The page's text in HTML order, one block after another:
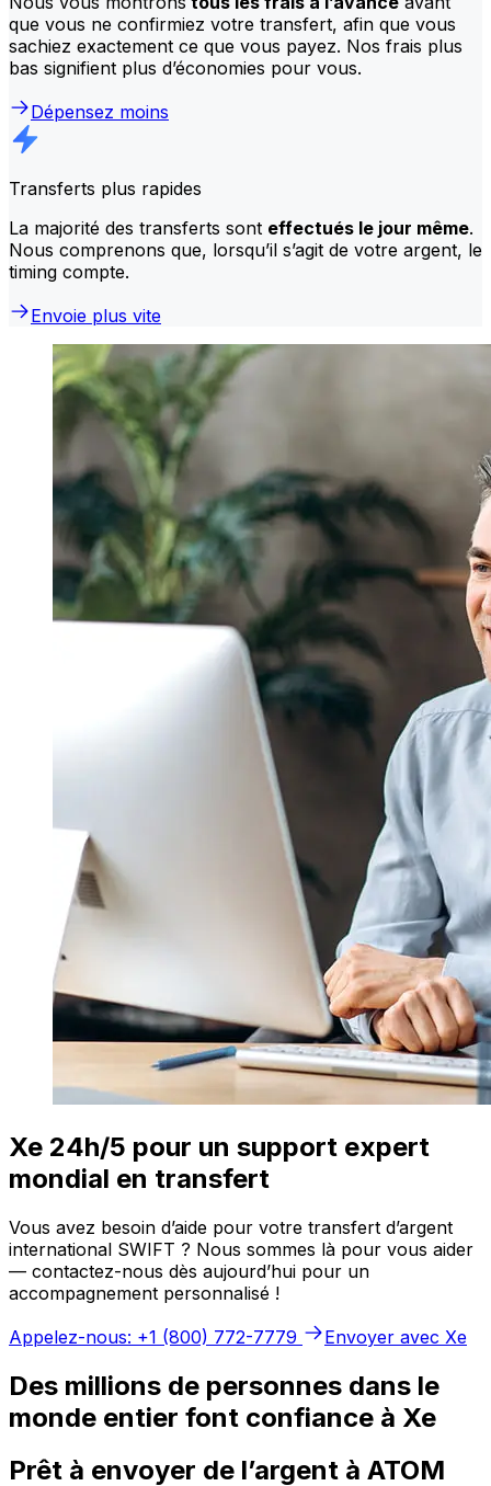
que vous ne confirmiez votre transfert, afin que vous
sachiez exactement ce que vous payez. Nos frais plus
bas signifient plus d’économies pour vous.
Dépensez moins
Transferts plus rapides
La majorité des transferts sont effectués le jour même.
Nous comprenons que, lorsqu’il s’agit de votre argent, le
timing compte.
Envoie plus vite
Xe 24h/5 pour un support expert
mondial en transfert
Vous avez besoin d’aide pour votre transfert d’argent
international SWIFT ? Nous sommes là pour vous aider
— contactez-nous dès aujourd’hui pour un
accompagnement personnalisé !
Appelez-nous: +1 (800) 772-7779
Envoyer avec Xe
Des millions de personnes dans le
monde entier font confiance à Xe
Prêt à envoyer de l’argent à ATOM